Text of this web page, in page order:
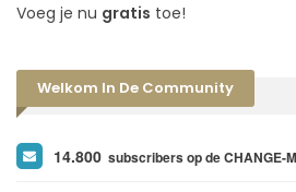
Voeg je nu gratis toe!
Welkom In De Community
14.800 subscribers op de CHANGE-